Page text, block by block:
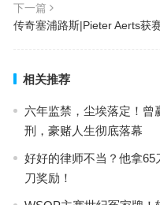
下一篇
传奇塞浦路斯|Pieter Aerts获
相关推荐
六年监禁，尘埃落定！曾
刑，豪赌人生彻底落幕
好好的律师不当？他拿
刀奖励！